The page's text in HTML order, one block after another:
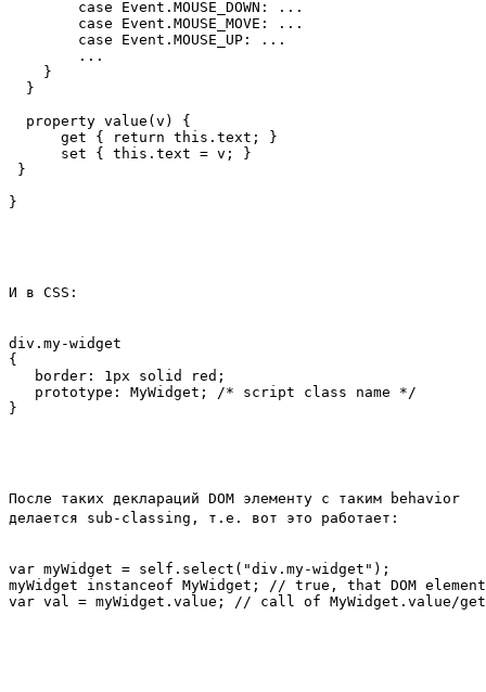
        case Event.MOUSE_DOWN: ...
        case Event.MOUSE_MOVE: ...
        case Event.MOUSE_UP: ...
        ...
    }
  }
  property value(v) {
      get { return this.text; }
      set { this.text = v; }
}
И в CSS:
div.my-widget
{
   border: 1px solid red;
   prototype: MyWidget; /* script class name */
После таких деклараций DOM элементу с таким behavior
делается sub-classing, т.е. вот это работает:
var myWidget = self.select("div.my-widget");
myWidget instanceof MyWidget; // true, that DOM